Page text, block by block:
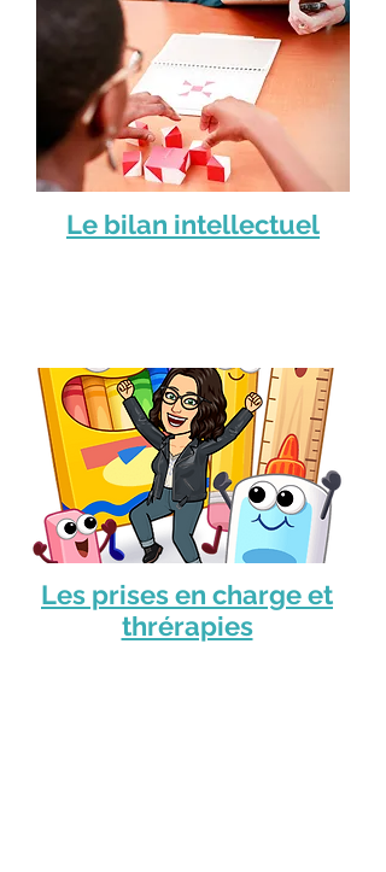
Le bilan intellectuel
Les prises en charge et
thrérapies